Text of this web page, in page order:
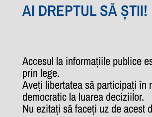
AI DREPTUL SĂ ȘTII!
Accesul la informațiile publice
prin lege.
Aveți libertatea să participați în
democratic la luarea deciziilor.
Nu ezitați să faceți uz de acest